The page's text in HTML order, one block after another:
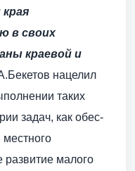
в своих
краевой и
нацелил
таких
задач, как обес­
местного
малого